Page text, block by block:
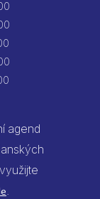
agend
.